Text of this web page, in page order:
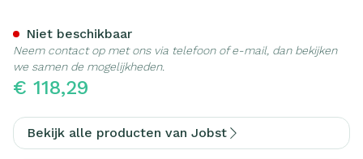
€ 118,29
Niet beschikbaar
Neem contact op met ons via telefoon of e-mail, dan bekijken
we samen de mogelijkheden.
Bekijk alle producten van Jobst